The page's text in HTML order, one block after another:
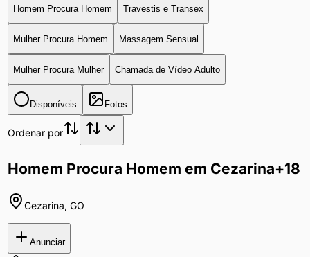
Homem Procura Homem Travestis e Transex
Mulher Procura Homem Massagem Sensual
Mulher Procura Mulher Chamada de Vídeo Adulto
Disponíveis Fotos
Ordenar por
Homem Procura Homem em Cezarina+18
Cezarina, GO
Anunciar